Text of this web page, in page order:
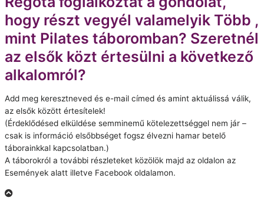
hogy részt vegyél valamelyik Több ,
mint Pilates táboromban? Szeretnél
az elsők közt értesülni a következő
alkalomról?
Add meg keresztneved és e-mail címed és amint aktuálissá válik,
az elsők között értesítelek!
(Érdeklődésed elküldése semminemű kötelezettséggel nem jár –
csak is információ elsőbbséget fogsz élvezni hamar betelő
táborainkkal kapcsolatban.)
A táborokról a további részleteket közölök majd az oldalon az
Események alatt illetve Facebook oldalamon.